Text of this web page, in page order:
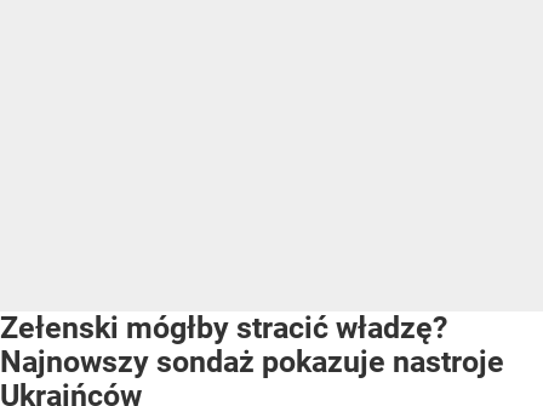
Zełenski mógłby stracić władzę?
Najnowszy sondaż pokazuje nastroje
Ukraińców